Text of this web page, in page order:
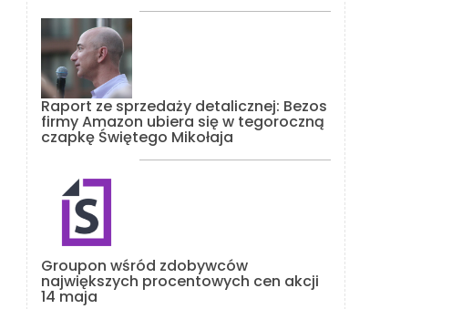
Raport ze sprzedaży detalicznej: Bezos
firmy Amazon ubiera się w tegoroczną
czapkę Świętego Mikołaja
Groupon wśród zdobywców
największych procentowych cen akcji
14 maja